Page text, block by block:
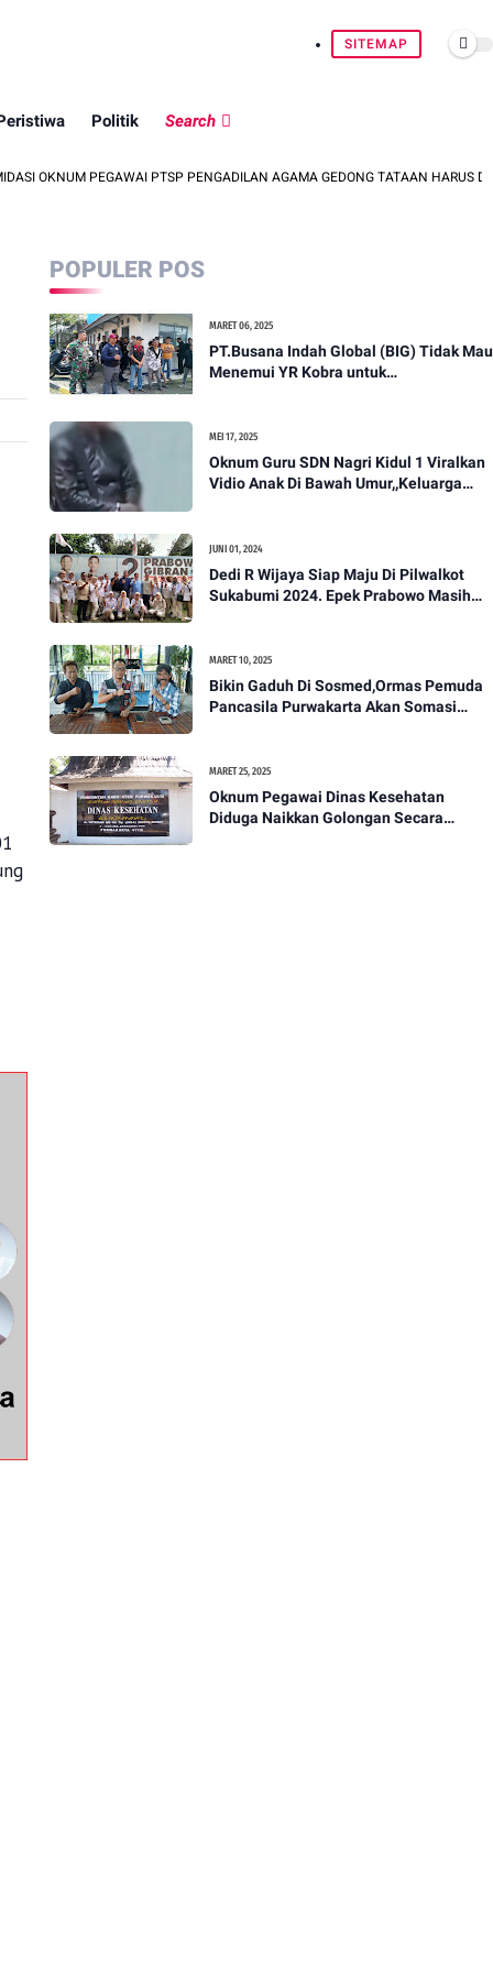
SITEMAP
Politik Search
PTSP PENGADILAN AGAMA GEDONG TATAAN HARUS DIUSUT
POPULER POS
MARET 06, 2025
PT.Busana Indah Global (BIG) Tidak Mau
Menemui YR Kobra untuk
MEI 17, 2025
Oknum Guru SDN Nagri Kidul 1 Viralkan
Vidio Anak Di Bawah Umur,,Keluarga
JUNI 01, 2024
Dedi R Wijaya Siap Maju Di Pilwalkot
Sukabumi 2024. Epek Prabowo Masih
MARET 10, 2025
Bikin Gaduh Di Sosmed,Ormas Pemuda
Pancasila Purwakarta Akan Somasi
MARET 25, 2025
Oknum Pegawai Dinas Kesehatan
Diduga Naikkan Golongan Secara